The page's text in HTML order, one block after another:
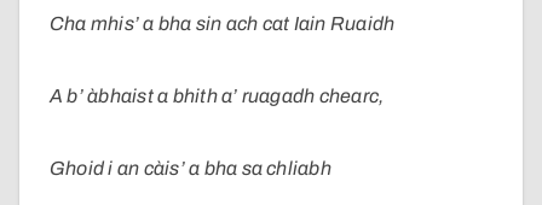
Cha mhis’ a bha sin ach cat Iain Ruaidh
A b’ àbhaist a bhith a’ ruagadh chearc,
Ghoid i an càis’ a bha sa chliabh